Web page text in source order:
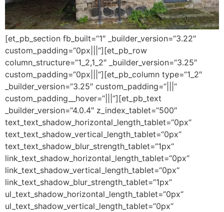
[et_pb_section fb_built=“1″ _builder_version=“3.22″
custom_padding=“0px|||“][et_pb_row
column_structure=“1_2,1_2″ _builder_version=“3.25″
custom_padding=“0px|||“][et_pb_column type=“1_2″
_builder_version=“3.25″ custom_padding=“|||“
custom_padding__hover=“|||“][et_pb_text
_builder_version=“4.0.4″ z_index_tablet=“500″
text_text_shadow_horizontal_length_tablet=“0px“
text_text_shadow_vertical_length_tablet=“0px“
text_text_shadow_blur_strength_tablet=“1px“
link_text_shadow_horizontal_length_tablet=“0px“
link_text_shadow_vertical_length_tablet=“0px“
link_text_shadow_blur_strength_tablet=“1px“
ul_text_shadow_horizontal_length_tablet=“0px“
ul_text_shadow_vertical_length_tablet=“0px“